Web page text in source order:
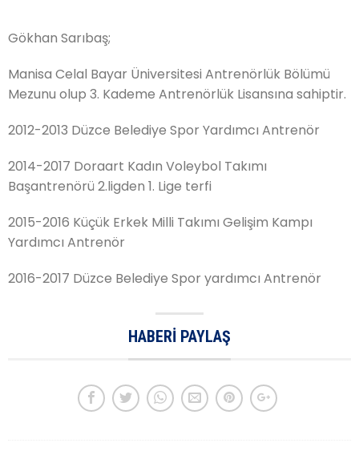
Gökhan Sarıbaş;
Manisa Celal Bayar Üniversitesi Antrenörlük Bölümü
Mezunu olup 3. Kademe Antrenörlük Lisansına sahiptir.
2012-2013 Düzce Belediye Spor Yardımcı Antrenör
2014-2017 Doraart Kadın Voleybol Takımı
Başantrenörü 2.ligden 1. Lige terfi
2015-2016 Küçük Erkek Milli Takımı Gelişim Kampı
Yardımcı Antrenör
2016-2017 Düzce Belediye Spor yardımcı Antrenör
HABERI PAYLAŞ